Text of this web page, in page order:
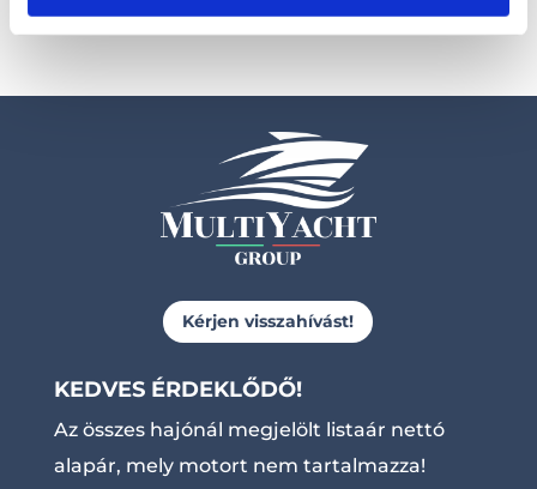
Kérjen visszahívást!
KEDVES ÉRDEKLŐDŐ!
Az összes hajónál megjelölt listaár nettó
alapár, mely motort nem tartalmazza!